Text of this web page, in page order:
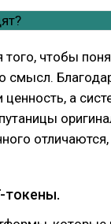
чтобы
смысл.
а
токены.